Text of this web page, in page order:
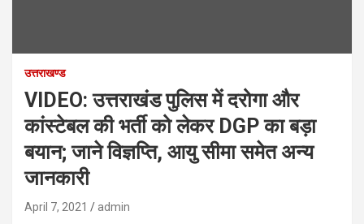
उत्तराखण्ड
VIDEO: उत्तराखंड पुलिस में दरोगा और
कांस्टेबल की भर्ती को लेकर DGP का बड़ा
बयान; जाने विज्ञप्ति, आयु सीमा समेत अन्य
जानकारी
April 7, 2021 admin